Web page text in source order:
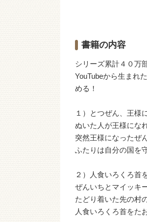
書籍の内容
シリーズ累計４０万
YouTubeから生まれ
める！
１）とつぜん、王様
ぬいた人が王様にな
突然王様になったぜ
ふたりは自分の国を
２）人食いろくろ首
ぜんいちとマイッキ
たどり着いた先の村
人食いろくろ首をた